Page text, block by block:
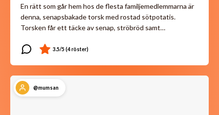
En rätt som går hem hos de flesta familjemedlemmarna är
denna, senapsbakade torsk med rostad sötpotatis.
Torsken får ett täcke av senap, ströbröd samt…
@mumsan